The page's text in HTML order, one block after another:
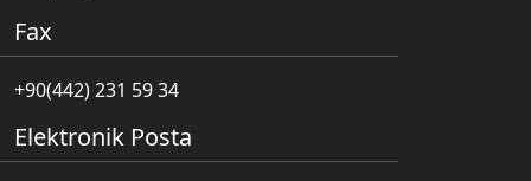
Fax
+90(442) 231 59 34
Elektronik Posta